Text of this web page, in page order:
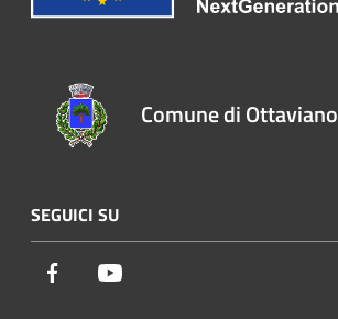
Comune di Ottaviano
SEGUICI SU
Facebook